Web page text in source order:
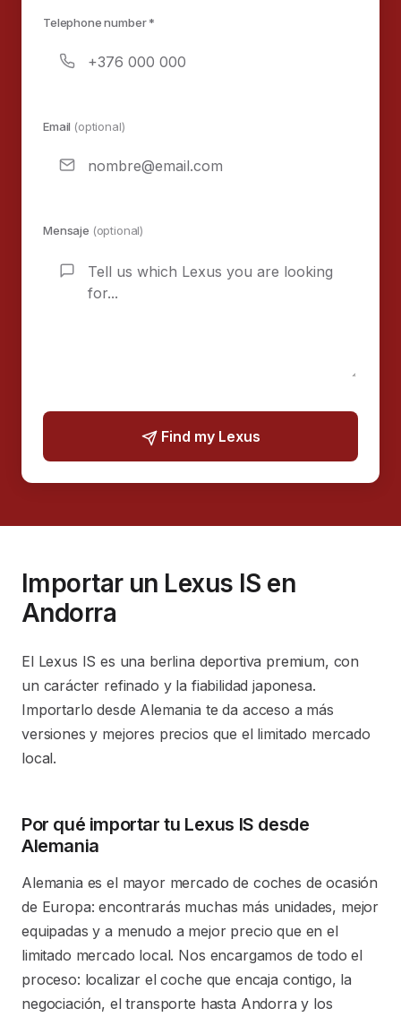
Telephone number *
Email (optional)
Mensaje (optional)
Find my Lexus
Importar un Lexus IS en
Andorra
El Lexus IS es una berlina deportiva premium, con
un carácter refinado y la fiabilidad japonesa.
Importarlo desde Alemania te da acceso a más
versiones y mejores precios que el limitado mercado
local.
Por qué importar tu Lexus IS desde
Alemania
Alemania es el mayor mercado de coches de ocasión
de Europa: encontrarás muchas más unidades, mejor
equipadas y a menudo a mejor precio que en el
limitado mercado local. Nos encargamos de todo el
proceso: localizar el coche que encaja contigo, la
negociación, el transporte hasta Andorra y los